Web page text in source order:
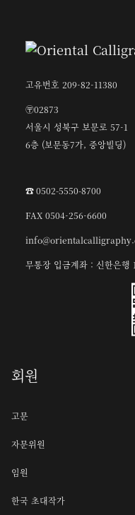
고유번호 209-82-11380
〶02873
서울시 성북구 보문로 57-1
6층 (보문동7가, 중앙빌딩)
☎︎ 0502-5550-8700
FAX 0504-256-6600
무통장 입금계좌 : 신한은행
회원
고문
자문위원
임원
한국 초대작가